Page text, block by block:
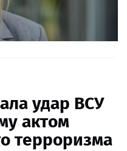
удар ВСУ
актом
терроризма